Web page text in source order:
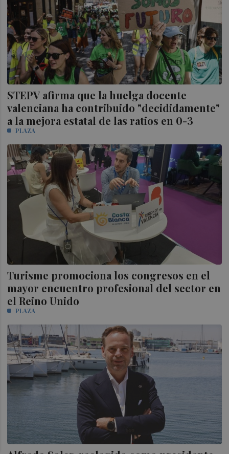
STEPV afirma que la huelga docente
valenciana ha contribuido "decididamente"
a la mejora estatal de las ratios en 0-3
PLAZA
Turisme promociona los congresos en el
mayor encuentro profesional del sector en
el Reino Unido
PLAZA